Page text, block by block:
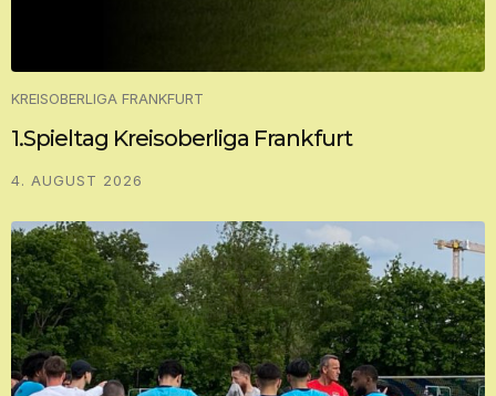
KREISOBERLIGA FRANKFURT
1.Spieltag Kreisoberliga Frankfurt
4. AUGUST 2026